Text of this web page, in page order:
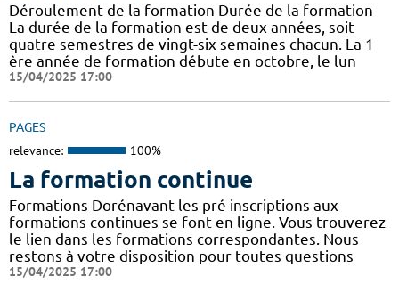
Déroulement de la formation Durée de la formation
La durée de la formation est de deux années, soit
quatre semestres de vingt-six semaines chacun. La 1
ère année de formation débute en octobre, le lun
15/04/2025 17:00
PAGES
relevance: 100%
La formation continue
Formations Dorénavant les pré inscriptions aux
formations continues se font en ligne. Vous trouverez
le lien dans les formations correspondantes. Nous
restons à votre disposition pour toutes questions
15/04/2025 17:00